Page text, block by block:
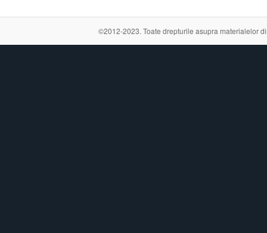
©2012-2023. Toate drepturile asupra materialelor